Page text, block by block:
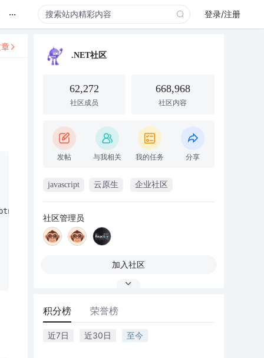
... 登录/注册
+
.NET社区
62,272
社区成员
668,968
社区内容
发帖 与我相关 我的任务 分享
javascript 云原生 企业社区
社区管理员
加入社区
积分榜 荣誉榜
近7日 近30日 至今